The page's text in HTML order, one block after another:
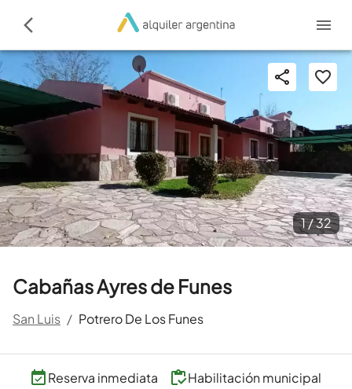
Cabañas Ayres de Funes
San Luis / Potrero De Los Funes
1 /32
Reserva inmediata Habilitación municipal